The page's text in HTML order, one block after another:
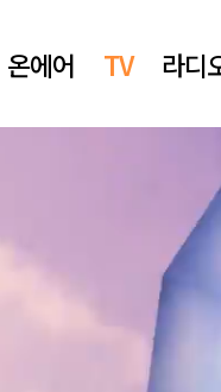
온에어 TV 라디